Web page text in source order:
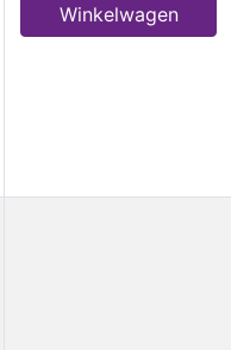
Winkelwagen